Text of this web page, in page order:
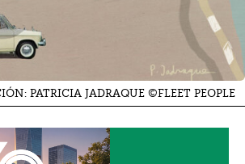
PATRICIA JADRAQUE ©FLEET PEOPLE